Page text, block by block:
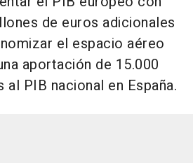
de euros adicionales
el espacio aéreo
aportación de 15.000
PIB nacional en España.